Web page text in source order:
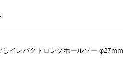
インパクトロングホールソー φ27mm